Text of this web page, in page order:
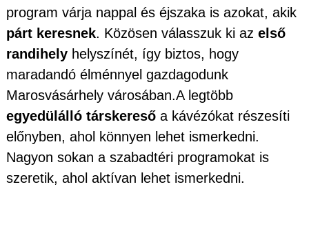
program várja nappal és éjszaka is azokat, akik
párt keresnek. Közösen válasszuk ki az első
randihely helyszínét, így biztos, hogy
maradandó élménnyel gazdagodunk
Marosvásárhely városában.A legtöbb
egyedülálló társkereső a kávézókat részesíti
előnyben, ahol könnyen lehet ismerkedni.
Nagyon sokan a szabadtéri programokat is
szeretik, ahol aktívan lehet ismerkedni.